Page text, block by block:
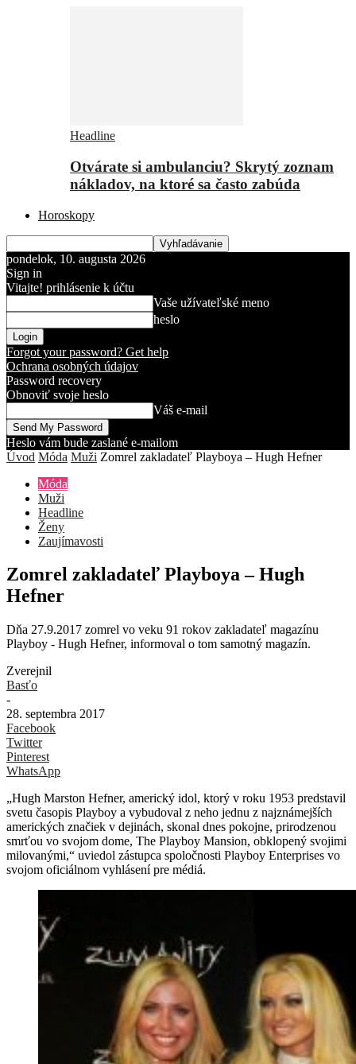
Headline
Otvárate si ambulanciu? Skrytý zoznam
nákladov, na ktoré sa často zabúda
Horoskopy
pondelok, 10. augusta 2026
Sign in
Vitajte! prihlásenie k účtu
Vaše užívateľské meno
heslo
Forgot your password? Get help
Ochrana osobných údajov
Password recovery
Obnoviť svoje heslo
Váš e-mail
Heslo vám bude zaslané e-mailom
Úvod Móda Muži Zomrel zakladateľ Playboya – Hugh Hefner
Móda
Muži
Headline
Ženy
Zaujímavosti
Zomrel zakladateľ Playboya – Hugh
Hefner
Dňa 27.9.2017 zomrel vo veku 91 rokov zakladateľ magazínu
Playboy - Hugh Hefner, informoval o tom samotný magazín.
Zverejnil
Basťo
-
28. septembra 2017
Facebook
Twitter
Pinterest
WhatsApp
„Hugh Marston Hefner, americký idol, ktorý v roku 1953 predstavil
svetu časopis Playboy a vybudoval z neho jednu z najznámejších
amerických značiek v dejinách, skonal dnes pokojne, prirodzenou
smrťou vo svojom dome, The Playboy Mansion, obklopený svojimi
milovanými,“ uviedol zástupca spoločnosti Playboy Enterprises vo
svojom oficiálnom vyhlásení pre médiá.